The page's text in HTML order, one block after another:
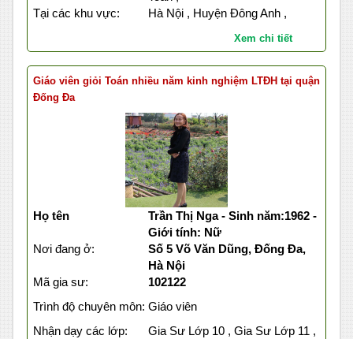
Tại các khu vực:
Hà Nội , Huyện Đông Anh ,
Xem chi tiết
Giáo viên giỏi Toán nhiều năm kinh nghiệm LTĐH tại quận
Đống Đa
Họ tên
Trần Thị Nga - Sinh năm:1962 -
Giới tính: Nữ
Nơi đang ở:
Số 5 Võ Văn Dũng, Đống Đa,
Hà Nội
Mã gia sư:
102122
Trình độ chuyên môn: Giáo viên
Nhận dạy các lớp:
Gia Sư Lớp 10 , Gia Sư Lớp 11 ,